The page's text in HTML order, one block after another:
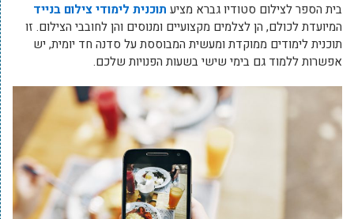
בית הספר לצילום סטודיו גברא מציע תוכנית לימודי צילום בנייד
המיועדת לכולם, הן לצלמים מקצועיים ומנוסים והן לחובבי הצילום. זו
תוכנית לימודים ממוקדת ומעשית המבוססת על סדנה חד יומית, יש
אפשרות ללמוד גם בימי שישי בשעות הפנויות שלכם.